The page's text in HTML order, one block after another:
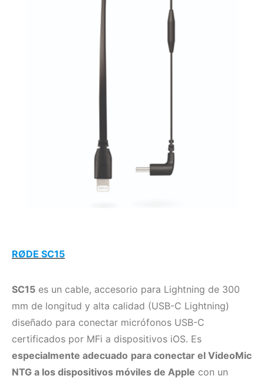
RØDE SC15
SC15 es un cable, accesorio para Lightning de 300
mm de longitud y alta calidad (USB-C Lightning)
diseñado para conectar micrófonos USB-C
certificados por MFi a dispositivos iOS. Es
especialmente adecuado para conectar el VideoMic
NTG a los dispositivos móviles de Apple con un